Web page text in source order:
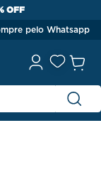
OFF
pelo Whatsapp